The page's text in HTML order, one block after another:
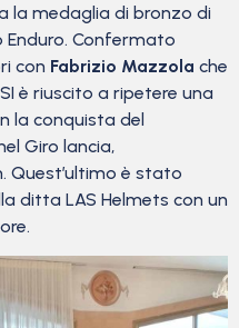
la medaglia di bronzo di
Enduro. Confermato
con Fabrizio Mazzola che
è riuscito a ripetere una
la conquista del
Giro lancia,
Quest’ultimo è stato
ditta LAS Helmets con un